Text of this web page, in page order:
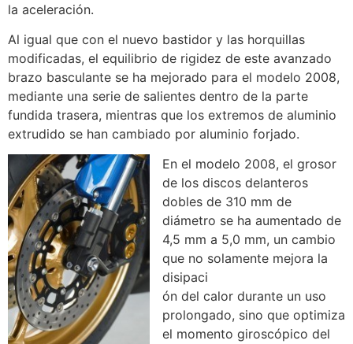
la aceleración.
Al igual que con el nuevo bastidor y las horquillas
modificadas, el equilibrio de rigidez de este avanzado
brazo basculante se ha mejorado para el modelo 2008,
mediante una serie de salientes dentro de la parte
fundida trasera, mientras que los extremos de aluminio
extrudido se han cambiado por aluminio forjado.
En el modelo 2008, el grosor
de los discos delanteros
dobles de 310 mm de
diámetro se ha aumentado de
4,5 mm a 5,0 mm, un cambio
que no solamente mejora la
disipaci
ón del calor durante un uso
prolongado, sino que optimiza
el momento giroscópico del